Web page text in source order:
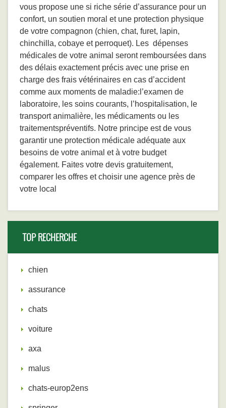
vous propose une si riche série d’assurance pour un
confort, un soutien moral et une protection physique
de votre compagnon (chien, chat, furet, lapin,
chinchilla, cobaye et perroquet). Les dépenses
médicales de votre animal seront remboursées dans
des délais exactement précis avec une prise en
charge des frais vétérinaires en cas d’accident
comme aux moments de maladie:l’examen de
laboratoire, les soins courants, l’hospitalisation, le
transport animalière, les médicaments ou les
traitementspréventifs. Notre principe est de vous
garantir une protection médicale adéquate aux
besoins de votre animal et à votre budget
également. Faites votre devis gratuitement,
comparer les offres et choisir une agence près de
votre local
TOP RECHERCHE
chien
assurance
chats
voiture
axa
malus
chats-europ2ens